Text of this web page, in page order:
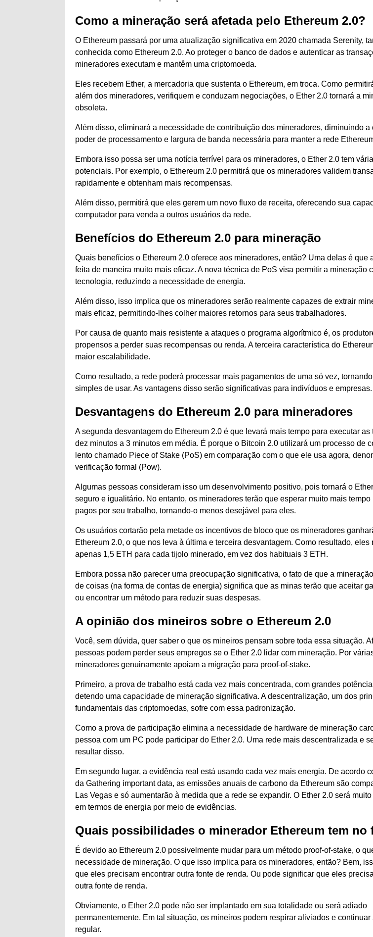
Como a mineração será afetada pelo Ethereum 2.0?
O Ethereum passará por uma atualização significativa em 2020 chamada Serenity,
conhecida como Ethereum 2.0. Ao proteger o banco de dados e autenticar as
mineradores executam e mantêm uma criptomoeda.
Eles recebem Ether, a mercadoria que sustenta o Ethereum, em troca. Como
além dos mineradores, verifiquem e conduzam negociações, o Ether 2.0 tornará a
obsoleta.
Além disso, eliminará a necessidade de contribuição dos mineradores, diminuindo a
poder de processamento e largura de banda necessária para manter a rede
Embora isso possa ser uma notícia terrível para os mineradores, o Ether 2.0 tem
potenciais. Por exemplo, o Ethereum 2.0 permitirá que os mineradores validem
rapidamente e obtenham mais recompensas.
Além disso, permitirá que eles gerem um novo fluxo de receita, oferecendo sua
computador para venda a outros usuários da rede.
Benefícios do Ethereum 2.0 para mineração
Quais benefícios o Ethereum 2.0 oferece aos mineradores, então? Uma delas é que
feita de maneira muito mais eficaz. A nova técnica de PoS visa permitir a mineração
tecnologia, reduzindo a necessidade de energia.
Além disso, isso implica que os mineradores serão realmente capazes de extrair
mais eficaz, permitindo-lhes colher maiores retornos para seus trabalhadores.
Por causa de quanto mais resistente a ataques o programa algorítmico é, os
propensos a perder suas recompensas ou renda. A terceira característica do
maior escalabilidade.
Como resultado, a rede poderá processar mais pagamentos de uma só vez,
simples de usar. As vantagens disso serão significativas para indivíduos e empresas.
Desvantagens do Ethereum 2.0 para mineradores
A segunda desvantagem do Ethereum 2.0 é que levará mais tempo para executar as
dez minutos a 3 minutos em média. É porque o Bitcoin 2.0 utilizará um processo de
lento chamado Piece of Stake (PoS) em comparação com o que ele usa agora,
verificação formal (Pow).
Algumas pessoas consideram isso um desenvolvimento positivo, pois tornará o
seguro e igualitário. No entanto, os mineradores terão que esperar muito mais tempo
pagos por seu trabalho, tornando-o menos desejável para eles.
Os usuários cortarão pela metade os incentivos de bloco que os mineradores
Ethereum 2.0, o que nos leva à última e terceira desvantagem. Como resultado, eles
apenas 1,5 ETH para cada tijolo minerado, em vez dos habituais 3 ETH.
Embora possa não parecer uma preocupação significativa, o fato de que a
de coisas (na forma de contas de energia) significa que as minas terão que aceitar
ou encontrar um método para reduzir suas despesas.
A opinião dos mineiros sobre o Ethereum 2.0
Você, sem dúvida, quer saber o que os mineiros pensam sobre toda essa situação.
pessoas podem perder seus empregos se o Ether 2.0 lidar com mineração. Por
mineradores genuinamente apoiam a migração para proof-of-stake.
Primeiro, a prova de trabalho está cada vez mais concentrada, com grandes
detendo uma capacidade de mineração significativa. A descentralização, um dos
fundamentais das criptomoedas, sofre com essa padronização.
Como a prova de participação elimina a necessidade de hardware de mineração
pessoa com um PC pode participar do Ether 2.0. Uma rede mais descentralizada e
resultar disso.
Em segundo lugar, a evidência real está usando cada vez mais energia. De acordo
da Gathering important data, as emissões anuais de carbono da Ethereum são
Las Vegas e só aumentarão à medida que a rede se expandir. O Ether 2.0 será
em termos de energia por meio de evidências.
Quais possibilidades o minerador Ethereum tem no
É devido ao Ethereum 2.0 possivelmente mudar para um método proof-of-stake, o
necessidade de mineração. O que isso implica para os mineradores, então? Bem,
que eles precisam encontrar outra fonte de renda. Ou pode significar que eles
outra fonte de renda.
Obviamente, o Ether 2.0 pode não ser implantado em sua totalidade ou será adiado
permanentemente. Em tal situação, os mineiros podem respirar aliviados e continuar
regular.